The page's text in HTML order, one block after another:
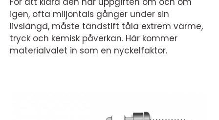
igen, ofta miljontals gånger under sin
livslängd, måste tändstift tåla extrem värme,
tryck och kemisk påverkan. Här kommer
materialvalet in som en nyckelfaktor.